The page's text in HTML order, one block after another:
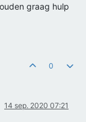
graag hulp
0
14 sep. 2020 07:21